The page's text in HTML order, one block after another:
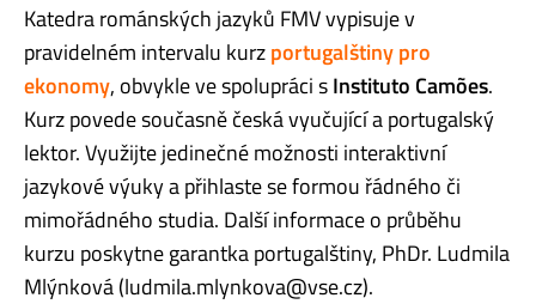
Katedra románských jazyků FMV vypisuje v
pravidelném intervalu kurzportugalštiny pro
ekonomy, obvykle ve spolupráci sInstituto Camões.
Kurz povede současně česká vyučující a portugalský
lektor. Využijte jedinečné možnosti interaktivní
jazykové výuky a přihlaste se formou řádného či
mimořádného studia. Další informace o průběhu
kurzu poskytne garantka portugalštiny, PhDr. Ludmila
Mlýnková (ludmila.mlynkova@vse.cz).